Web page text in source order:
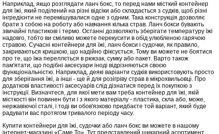
Наприклад, якщо розглядати ланч бокс, то перед нами місткий контейнер
для їжі, який поділений на різні відсіки або складається з судків, щоб різні
інгредієнти не перемішувалися одне з одним. Така конструкція дозволяє
брати з собою на роботу або навчання кілька страв. Ланч бокси бувають
звичайні пластикові і термо. Останні дозволяють зберігати температуру їжі
надовго, тобто ви сміливо можете перекусити в обід улюбленою гарячою
стравою. Сучасні контейнери для їжі, ланч бокси і судочки, як правило,
закриваються кришкою, що надійно фіксується. Тому ви можете не боятися
про те, що їжа переллється в рюкзак, сумку або пакет. Варто також
пам'ятати, що подібні аксесуари іноді відрізняються своєю
функціональністю. Наприклад, деякі варіанти судків використовують просто
для зберігання їжі, а інші - ще й для розігріву страв в мікрохвильовці. Про
додаткові властивості аксесуарів слід дізнатися перед їх покупкою з
інструкції. Визначтеся, для якої мети вам треба контейнер для їжі, якій
місткості він повинен бути і з якого матеріалу - пластика, скла або, може,
нержавіючої сталі, і тоді ви обов'язково придбаєте той варіант, який буде
радувати вас протягом тривалого періоду часу.
Купити контейнери для їжі, судочки або ланч бокс ви можете в нашому